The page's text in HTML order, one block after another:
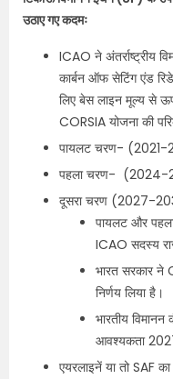
उठाए गए कदमः
ICAO ने अंतर्राष्ट्रीय
कार्बन ऑफ सेटिंग एंड
लिए बेस लाइन मूल्य से
CORSIA योजना की
पायलट चरण- (2021-
पहला चरण- (2024-
दूसरा चरण (2027-
पायलट और
ICAO सदस्य
भारत सरकार ने
निर्णय लिया है।
भारतीय
आवश्यकता
एयरलाइनें या तो SAF